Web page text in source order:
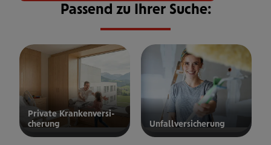
Passend zu Ihrer Suche:
Private Kran­ken­­­ver­si­
che­rung
privaten
Unfall­ver­si­che­rung